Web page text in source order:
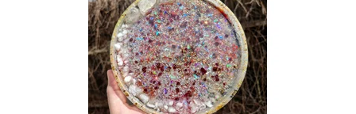
10189